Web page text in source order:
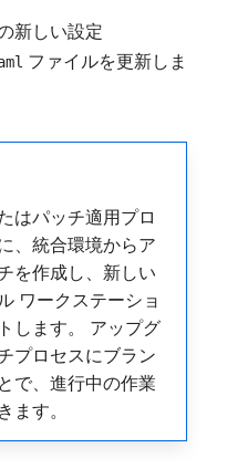
新しい設定
ファイルを更新しま
はパッチ適用プロ
、統合環境からア
を作成し、新しい
ワークステーショ
します。 アップグ
プロセスにブラン
で、進行中の作業
ます。